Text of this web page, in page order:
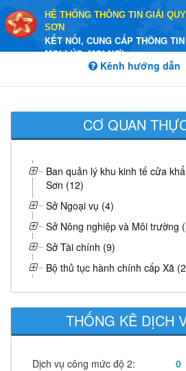
HỆ THỐNG THÔNG TIN GIẢI
SƠN
KẾT NỐI, CUNG CẤP THÔNG
MỌI LÚC, MỌI NƠI
Kênh hướng dẫn
CƠ QUAN
Ban quản lý khu kinh tế cửa
Sơn (12)
Sở Ngoại vụ (4)
Sở Nông nghiệp và Môi trường
Sở Tài chính (9)
Bộ thủ tục hành chính cấp Xã
THỐNG KÊ DỊCH
Dịch vụ công mức độ 2:
0